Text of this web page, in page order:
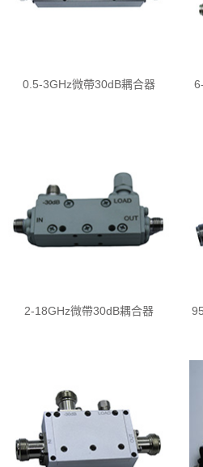
0.5-3GHz微帶30dB耦合器
2-18GHz微帶30dB耦合器